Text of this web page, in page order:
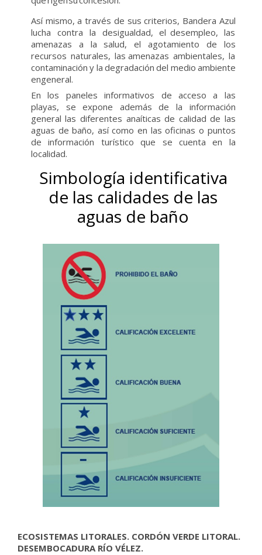
Así mismo, a través de sus criterios, Bandera Azul
lucha contra la desigualdad, el desempleo, las
amenazas
a la salud, el agotamiento de
los
recursos naturales, las amenazas ambientales, la
contaminación y la degradación del medio ambiente
engeneral.
En los paneles informativos de acceso a las
playas, se expone además de la información
general las diferentes anaíticas de calidad de las
aguas de baño, así como en las oficinas o puntos
de información turístico que se cuenta en la
localidad.
Simbología identificativa
de las calidades de las
aguas de baño
ECOSISTEMAS LITORALES. CORDÓN VERDE LITORAL.
DESEMBOCADURA RÍO VÉLEZ.